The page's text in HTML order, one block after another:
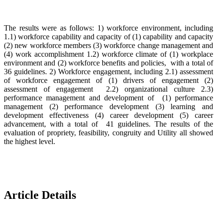
The results were as follows: 1) workforce environment, including
1.1) workforce capability and capacity of (1) capability and capacity
(2) new workforce members (3) workforce change management and
(4) work accomplishment 1.2) workforce climate of (1) workplace
environment and (2) workforce benefits and policies, with a total of
36 guidelines. 2) Workforce engagement, including 2.1) assessment
of workforce engagement of (1) drivers of engagement (2)
assessment of engagement 2.2) organizational culture 2.3)
performance management and development of (1) performance
management (2) performance development (3) learning and
development effectiveness (4) career development (5) career
advancement, with a total of 41 guidelines. The results of the
evaluation of propriety, feasibility, congruity and Utility all showed
the highest level.
Article Details